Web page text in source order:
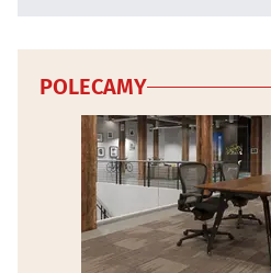
POLECAMY